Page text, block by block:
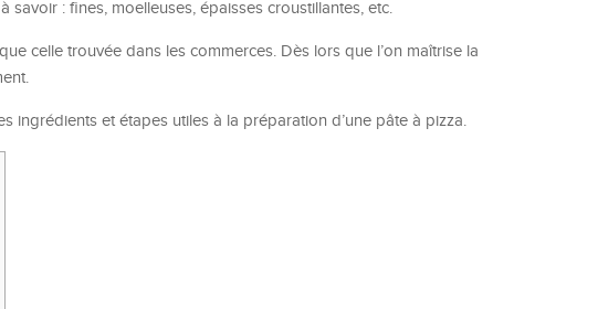
: fines, moelleuses, épaisses croustillantes, etc.
celle trouvée dans les commerces. Dès lors que l’on maîtrise la
ingrédients et étapes utiles à la préparation d’une pâte à pizza.